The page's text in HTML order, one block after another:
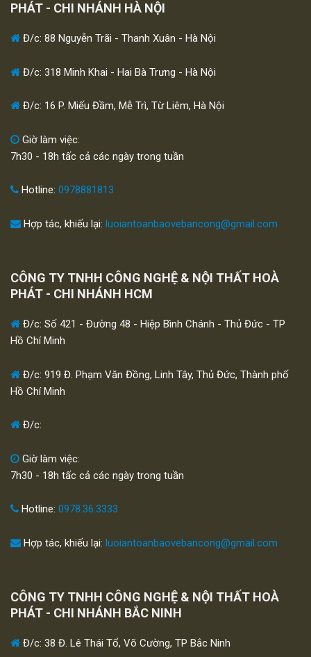
PHÁT - CHI NHÁNH HÀ NỘI
Đ/c: 88 Nguyễn Trãi - Thanh Xuân - Hà Nội
Đ/c: 318 Minh Khai - Hai Bà Trưng - Hà Nội
Đ/c: 16 P. Miếu Đầm, Mễ Trì, Từ Liêm, Hà Nội
Giờ làm việc:
7h30 - 18h tấc cả các ngày trong tuần
Hotline: 0978881813
Hợp tác, khiếu lại: luoiantoanbaovebancong@gmail.com
CÔNG TY TNHH CÔNG NGHỆ & NỘI THẤT HOÀ
PHÁT - CHI NHÁNH HCM
Đ/c: Số 421 - Đường 48 - Hiệp Bình Chánh - Thủ Đức - TP
Hồ Chí Minh
Đ/c: 919 Đ. Phạm Văn Đồng, Linh Tây, Thủ Đức, Thành phố
Hồ Chí Minh
Đ/c:
Giờ làm việc:
7h30 - 18h tấc cả các ngày trong tuần
Hotline: 0978.36.3333
Hợp tác, khiếu lại: luoiantoanbaovebancong@gmail.com
CÔNG TY TNHH CÔNG NGHỆ & NỘI THẤT HOÀ
PHÁT - CHI NHÁNH BẮC NINH
Đ/c: 38 Đ. Lê Thái Tổ, Võ Cường, TP Bắc Ninh